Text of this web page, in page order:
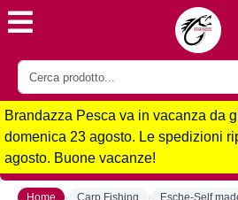
Brandazza Pesca va in vacanza da
domenica 23 agosto. Le spedizioni
agosto. Buone vacanze!
Home › Carp Fishing › Esche-Self